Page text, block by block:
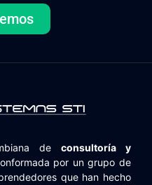
deconsultoría y
por un grupo de
que han hecho